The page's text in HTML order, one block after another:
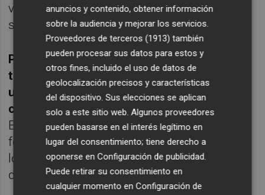
vende en España y el 35 por ciento restante
se destina a exportación.
Pablo Ossorio, Rafael Navarro y Marc Grin,
tres profesionales del mundo del vino, se
unieron para crear un concepto nuevo de
caldos en la comarca Requena-Utiel.
Empezaron a plantar viñas de variedades
foráneas en el año 2000, pero mantuvieron
los bobales -variedad autóctona de la zona-
de más de 80 años.
anuncios y contenido, obtener información
sobre la audiencia y mejorar los servicios.
Proveedores de terceros (1913) también
pueden procesar sus datos para estos y
otros fines, incluido el uso de datos de
geolocalización precisos y características
del dispositivo. Sus elecciones se aplican
solo a este sitio web. Algunos proveedores
pueden basarse en el interés legítimo en
lugar del consentimiento; tiene derecho a
oponerse enConfiguración de publicidad.
Puede retirar su consentimiento en
cualquier momento enConfiguración de